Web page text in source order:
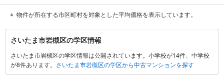
物件が所在する市区町村を対象とした平均価格を表示しています。
さ
い
た
ま
さいたま市岩槻区の学区情報
さいたま市岩槻区の学区情報は公開されています。小学校が14件、中学校
が8件あります。 さいたま市岩槻区の学区から中古マンションを探す